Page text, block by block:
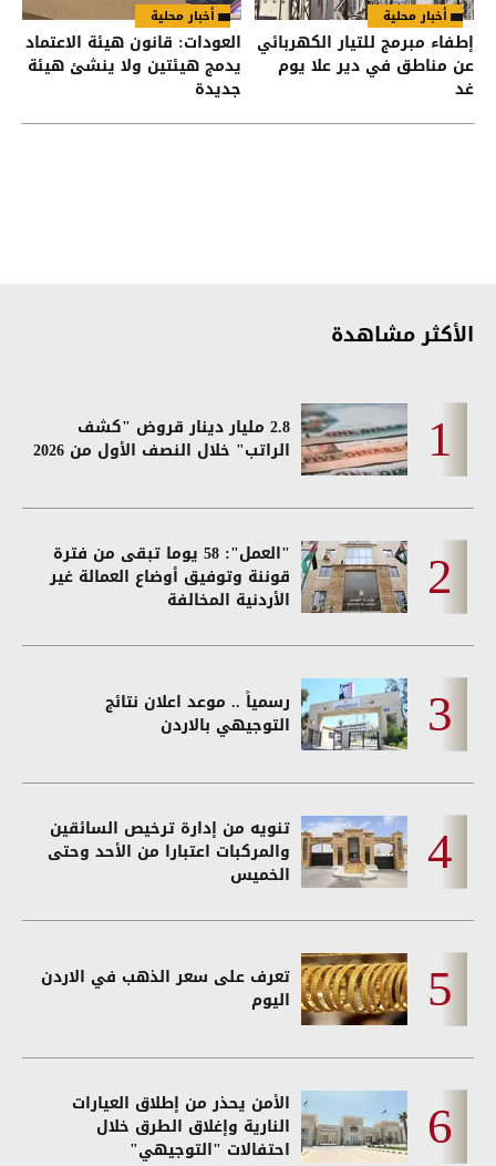
أخبار محلية
إطفاء مبرمج للتيار الكهربائي
عن مناطق في دير علا يوم
غد
أخبار محلية
العودات: قانون هيئة الاعتماد
يدمج هيئتين ولا ينشئ هيئة
جديدة
الأكثر مشاهدة
2.8 مليار دينار قروض "كشف
الراتب" خلال النصف الأول من 2026
"العمل": 58 يوما تبقى من فترة
قوننة وتوفيق أوضاع العمالة غير
الأردنية المخالفة
رسمياً .. موعد اعلان نتائج
التوجيهي بالاردن
تنويه من إدارة ترخيص السائقين
والمركبات اعتبارا من الأحد وحتى
الخميس
تعرف على سعر الذهب في الاردن
اليوم
الأمن يحذر من إطلاق العيارات
النارية وإغلاق الطرق خلال
احتفالات "التوجيهي"